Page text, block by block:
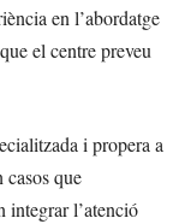
en l’abordatge
el centre preveu
i propera a
que
integrar l’atenció